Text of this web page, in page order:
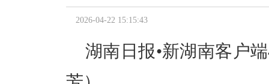
2026-04-22 15:15:43
湖南日报•新湖南客户